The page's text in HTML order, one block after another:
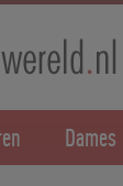
Dames